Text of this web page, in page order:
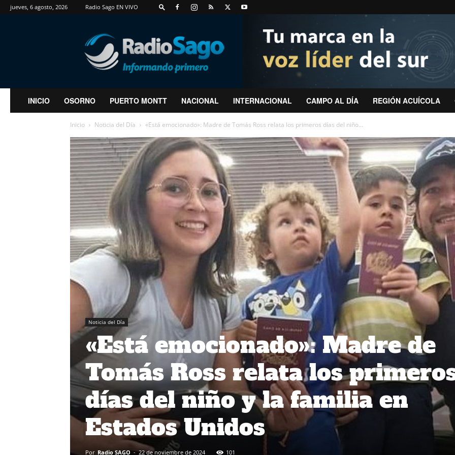
jueves, 6 agosto, 2026 Radio Sago EN VIVO
RadioSago
INICIO OSORNO PUERTO MONTT NACIONAL INTERNACIONAL CAMPO AL DÍA REGIÓN ACUÍCOLA
Inicio Noticia del Día «Está emocionado»: Madre de Tomás Ross relata los primeros días del niño...
Noticia del Día
«Está emocionado»: Madre de
Tomás Ross relata los
días del niño y la familia en
Estados Unidos
Por Radio SAGO - 22 de noviembre de 2024 101